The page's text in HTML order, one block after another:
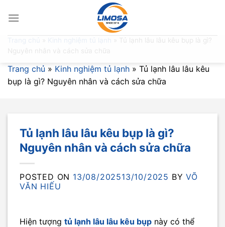
Tủ lạnh lâu lâu kêu bụp là gì?
Nguyên nhân và cách sửa chữa
Trang chủ » Kinh nghiệm tủ lạnh » Tủ lạnh lâu lâu kêu
bụp là gì? Nguyên nhân và cách sửa chữa
Tủ lạnh lâu lâu kêu bụp là gì?
Nguyên nhân và cách sửa chữa
POSTED ON 13/08/202513/10/2025 BYVÕ
VĂN HIẾU
Hiện tượng tủ lạnh lâu lâu kêu bụp này có thể